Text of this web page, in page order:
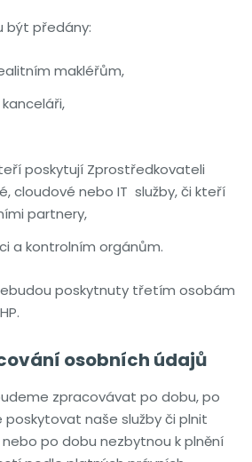
být předány:
makléřům,
poskytují Zprostředkovateli
cloudové nebo IT služby, či kteří
partnery,
a kontrolním orgánům.
poskytnuty třetím osobám
osobních údajů
zpracovávat po dobu, po
naše služby či plnit
po dobu nezbytnou k plnění